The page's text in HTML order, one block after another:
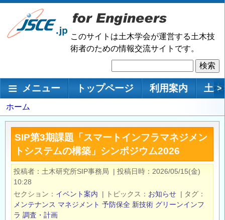
メ
ン
移
このサイトは土木学会が運営する土木技
術者のための情報交流サイトです。
索
メインナビゲーション
メニュー トップページ 利用案内 土 >
パ
ン
く
ホーム
SIP第3期課題「スマートインフラマネジメン
トシステムの構築」シンポジウム2026
投稿者 土木研究所SIP事務局 | 投稿日時
2026/05/15(金)
10:28
セクション
イベント案内 | トピックス お知らせ | タグ
メンテナンス マネジメント 予防保全 新技術 グリーンインフ
ラ 調査・計画